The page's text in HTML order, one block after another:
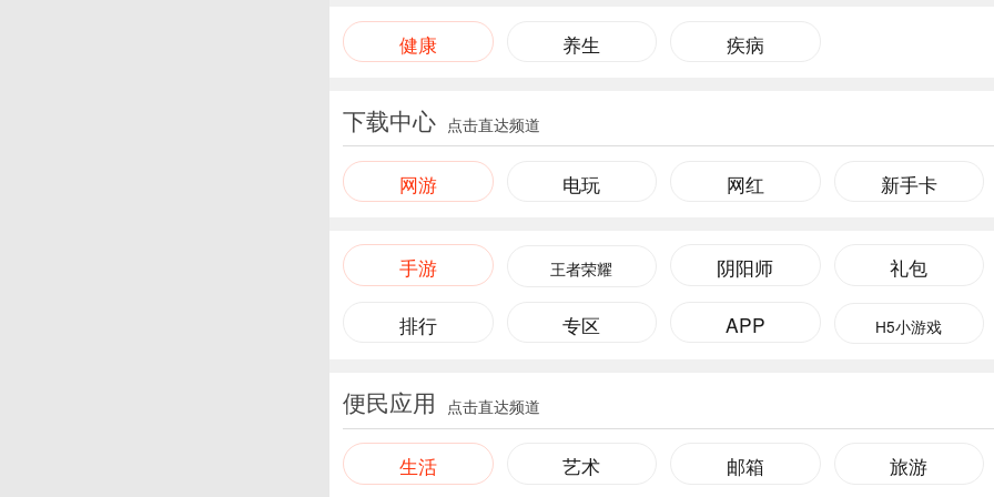
健康 养生 疾病
下载中心 点击直达频道
网游 电玩 网红 新手卡
手游 王者荣耀 阴阳师 礼包
排行 专区 APP H5小游戏
便民应用 点击直达频道
生活 艺术 邮箱 旅游